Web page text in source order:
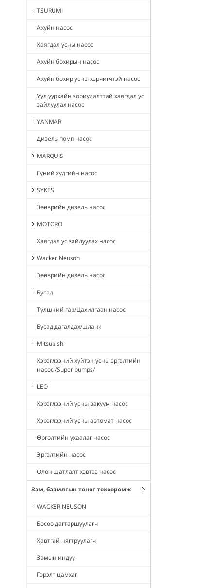
TSURUMI
Ахуйн насос
Хаягдал усны насос
Ахуйн бохирын насос
Ахуйн бохир усны хэрчигчтэй насос
Уул уурхайн зориулалттай хаягдал ус
зайлуулах насос
YANMAR
Дизель помп насос
MARQUIS
Гүний худгийн насос
SYKES
Зөөврийн дизель насос
MOTORO
Хаягдал ус зайлуулах насос
Wacker Neuson
Зөөврийн дизель насос
Бусад
Түлшний гар/Цахилгаан насос
Бусад дагалдах/шланк
Mitsubishi
Хэрэглээний хүйтэн усны эргэлтийн
насос /Super pumps/
LEO
Хэрэглээний усны вакуум насос
Хэрэглээний усны автомат насос
Өргөлтийн ухаалаг насос
Эргэлтийн насос
Олон шатлалт хэвтээ насос
Зам, барилгын тоног төхөөрөмж
WACKER NEUSON
Босоо дагтаршуулагч
Хавтгай нягтруулагч
Замын индүү
Гэрэлт цамхаг